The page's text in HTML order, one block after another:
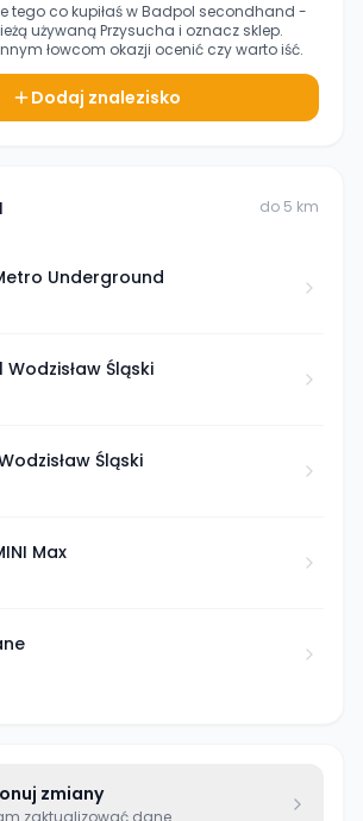
tego co kupiłaś wBadpol secondhand -
używaną Przysucha i oznacz sklep.
łowcom okazji ocenić czy warto iść.
Dodaj znalezisko
do 5 km
Underground
Śląski
Śląski
Max
zmiany
zaktualizować dane